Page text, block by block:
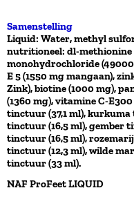
Samenstelling
Liquid: Water, methyl
nutritioneel: dl-methionine
monohydrochloride
E 5 (1550 mg mangaan),
Zink), biotine (1000 mg),
(1360 mg), vitamine C-
tinctuur (37,1 ml), kurkuma
tinctuur (16,5 ml), gember
tinctuur (16,5 ml),
tinctuur (12,3 ml), wilde
tinctuur (33 ml).
NAF ProFeet LIQUID